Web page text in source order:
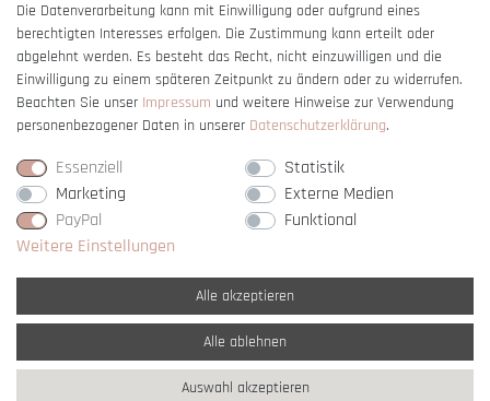
Vertrag widerrufen
* Alle Preise verstehen sich inkl. gesetzl. MwSt. undzzgl. Versandkosten
** Nur innerhalb Deutschlands© copyright 2007-2026 Schmuck Krone / Alle
Die Datenverarbeitung kann mit Einwilligung oder aufgrund eines
berechtigten Interesses erfolgen. Die Zustimmung kann erteilt oder
abgelehnt werden. Es besteht das Recht, nicht einzuwilligen und die
Einwilligung zu einem späteren Zeitpunkt zu ändern oder zu widerrufen.
Beachten Sie unser Impressum und weitere Hinweise zur Verwendung
personenbezogener Daten in unserer Daten­schutz­erklärung.
Essenziell
Statistik
Marketing
Externe Medien
PayPal
Funktional
Weitere Einstellungen
Alle akzeptieren
Alle ablehnen
Auswahl akzeptieren